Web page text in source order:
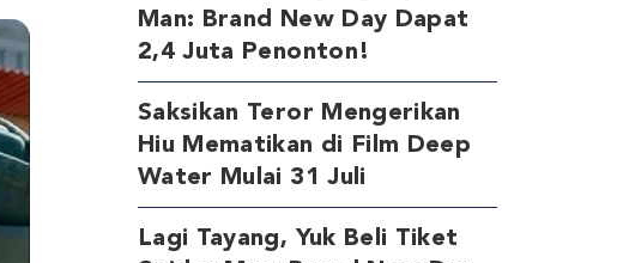
Man: Brand New Day Dapat
2,4 Juta Penonton!
Saksikan Teror Mengerikan
Hiu Mematikan di Film Deep
Water Mulai 31 Juli
Lagi Tayang, Yuk Beli Tiket